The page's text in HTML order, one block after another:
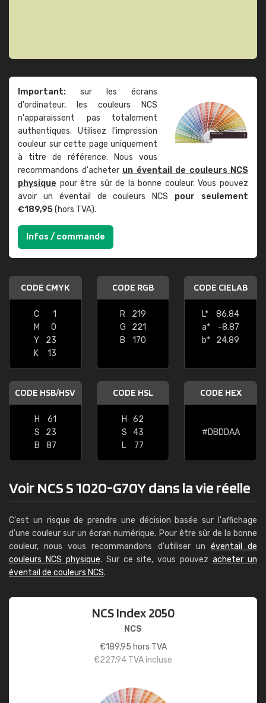
Important: sur les écrans
d'ordinateur, les couleurs NCS
n'apparaissent pas totalement
authentiques. Utilisez l'impression
couleur sur cette page uniquement
à titre de référence. Nous vous
recommandons d'acheter un éventail de couleurs NCS
physique pour être sûr de la bonne couleur. Vous pouvez
avoir un éventail de couleurs NCS pour seulement
€189,95(hors TVA).
Infos / commande
CODE CMYK
C
1
M
0
Y
23
K
13
CODE RGB
R
219
G
221
B
170
CODE CIELAB
L*
86.84
a*
-8.87
b*
24.89
CODE HSB/HSV
H
61
S
23
B
87
CODE HSL
H
62
S
43
L
77
CODE HEX
#DBDDAA
Voir NCS S 1020-G70Y dans la vie réelle
C'est un risque de prendre une décision basée sur l'affichage
d'une couleur sur un écran numérique. Pour être sûr de la bonne
couleur, nous vous recommandons d'utiliser un éventail de
couleurs NCS physique. Sur ce site, vous pouvezacheter un
éventail de couleurs NCS.
NCS Index 2050
NCS
€189,95 hors TVA
€227,94 TVA incluse